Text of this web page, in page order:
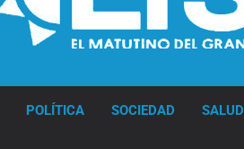
POLÍTICA SOCIEDAD SALUD